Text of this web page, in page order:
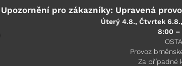
Upozornění pro zákazníky: Upravená
Úterý 4.8., Čtvrtek
8:00 –
Provoz
Za případné